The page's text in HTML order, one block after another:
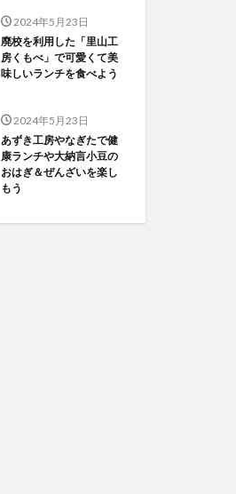
2024年5月23日
廃校を利用した「里山工
房くもべ」で可愛くて美
味しいランチを食べよう
2024年5月23日
あずき工房やなぎたで健
康ランチや大納言小豆の
おはぎ＆ぜんざいを楽し
もう